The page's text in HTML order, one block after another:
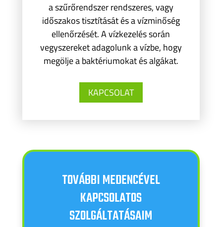
a szűrőrendszer rendszeres, vagy
időszakos tisztítását és a vízminőség
ellenőrzését. A vízkezelés során
vegyszereket adagolunk a vízbe, hogy
megölje a baktériumokat és algákat.
KAPCSOLAT
TOVÁBBI MEDENCÉVEL
KAPCSOLATOS
SZOLGÁLTATÁSAIM